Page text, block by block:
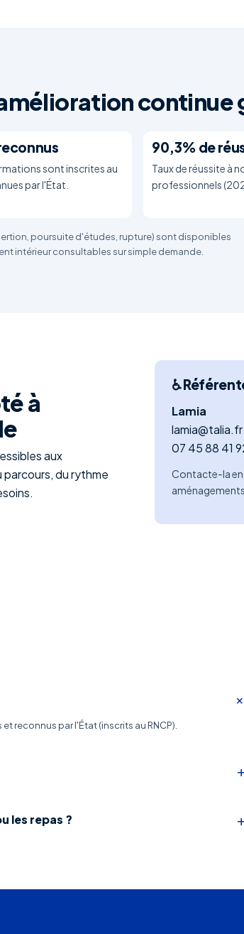
continue
sont inscrites au
par l'État.
90,3% de
Taux de réussite à
professionnels
poursuite d'études, rupture) sont disponibles
intérieur consultables sur simple demande.
à
aux
du rythme
♿
Lamia
lamia@talia.fr
07 45 88 41
Contacte-la en
+
reconnus par l'État (inscrits au RNCP).
+
les repas ? +